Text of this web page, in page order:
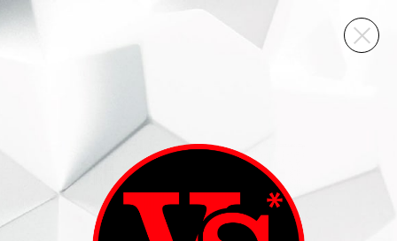
ВИННЫЙ СКЛАД